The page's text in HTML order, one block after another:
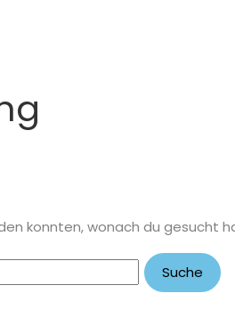
konnten, wonach du gesucht